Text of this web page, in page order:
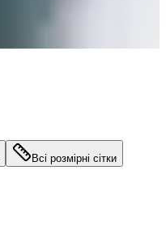
Всі розмірні сітки